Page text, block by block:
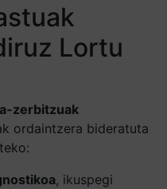
Lortu
zerbitzuak
ordaintzera bideratuta
, ikuspegi